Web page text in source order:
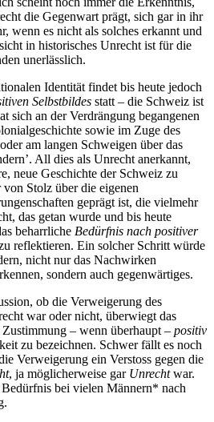
die Gegenwart prägt, sich gar in ihr
wenn es nicht als solches erkannt und
in historisches Unrecht ist für die
unerlässlich.
Identität findet bis heute jedoch
Selbstbildes statt – die Schweiz ist
sich an der Verdrängung begangenen
sowie im Zuge des
am langen Schweigen über das
All dies als Unrecht anerkannt,
neue Geschichte der Schweiz zu
Stolz über die eigenen
geprägt ist, die vielmehr
das getan wurde und bis heute
beharrliche Bedürfnis nach positiver
reflektieren. Ein solcher Schritt würde
nicht nur das Nachwirken
sondern auch gegenwärtiges.
ob die Verweigerung des
war oder nicht, überwiegt das
– wenn überhaupt – positiv
zu bezeichnen. Schwer fällt es noch
Verweigerung ein Verstoss gegen die
, ja möglicherweise gar Unrechtwar.
bei vielen Männern* nach